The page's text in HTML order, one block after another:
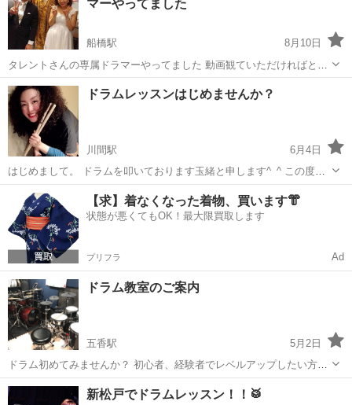
「脳トレや運... マーやってました
船橋駅
8月10日
タレントさんの専属ドラマーやってました 動画観ていただければと思
います 船橋にスタジオもっているので格安で 尚且つマルチプレイヤー
ならではの ﾚｯｽﾝが可能 現在数名 長く通ってる生徒います 楽しさを
大切にしてい...
千葉 船橋市
ドラムレッスンはじめませんか？
川間駅
6月4日
はじめまして。 ドラムを叩いております玉緒と申します^_^ この度、
野田市中里にあります自宅の防音室での マンツーマンドラムレッスン
の募集をしています。 （春日部、越谷など近郊のバンドスタジオでの
出張も可能です） マンツ...
千葉 川間駅 ドラム スタジオ
【求】着なくなった着物、買います👘
状態が悪くてもOK！最大限買取します
プリフラ Ad
ドラム教室のご案内
五香駅
5月2日
ドラム初めてみませんか？ 初心者、経験者でレベルアップしたい方、
誰でもOKです。 短期長期も問いません。定期的に通って頂いても単
発で受けて頂いても大丈夫です。 この曲が叩きたい等でもご相談下さ
千葉 松戸市 五香駅 オンライン
新松戸でドラムレッスン！！🥁